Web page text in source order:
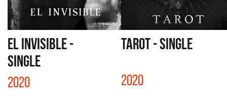
EL INVISIBLE -
SINGLE
2020
TAROT - SINGLE
2020